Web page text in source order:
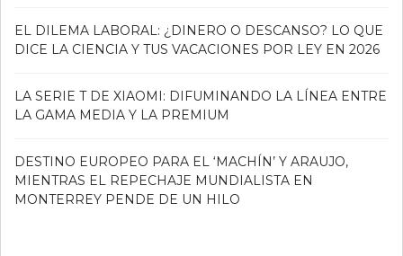
EL DILEMA LABORAL: ¿DINERO O DESCANSO? LO QUE
DICE LA CIENCIA Y TUS VACACIONES POR LEY EN 2026
LA SERIE T DE XIAOMI: DIFUMINANDO LA LÍNEA ENTRE
LA GAMA MEDIA Y LA PREMIUM
DESTINO EUROPEO PARA EL ‘MACHÍN’ Y ARAUJO,
MIENTRAS EL REPECHAJE MUNDIALISTA EN
MONTERREY PENDE DE UN HILO